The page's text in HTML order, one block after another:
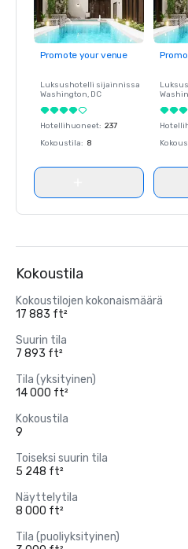
Promote your venue
Luksushotelli sijainnissa
Washington, DC
Hotellihuoneet: 237
Kokoustila: 8
Kokoustila
Kokoustilojen kokonaismäärä
17 883 ft²
Suurin tila
7 893 ft²
Tila (yksityinen)
14 000 ft²
Kokoustila
9
Toiseksi suurin tila
5 248 ft²
Näyttelytila
8 000 ft²
Tila (puoliyksityinen)